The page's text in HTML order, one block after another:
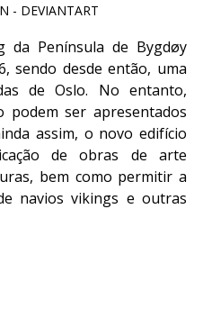
- DEVIANTART
da Península de Bygdøy
sendo desde então, uma
de Oslo. No entanto,
podem ser apresentados
assim, o novo edifício
de obras de arte
bem como permitir a
navios vikings e outras